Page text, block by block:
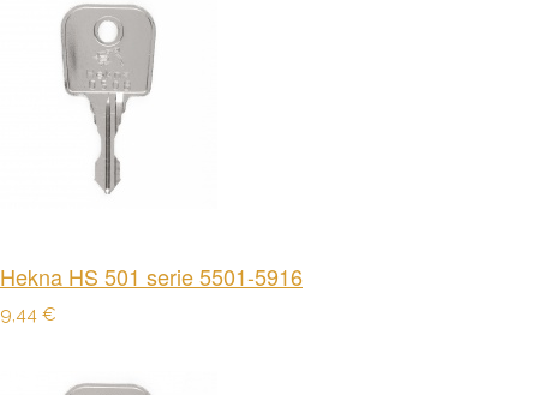
Hekna HS 501 serie 5501-5916
9,44 €